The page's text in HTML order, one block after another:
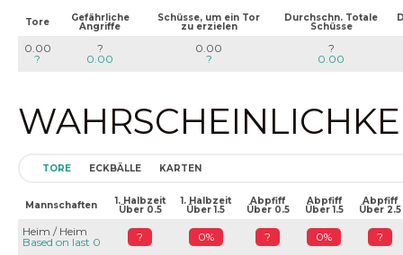
Tore Gefährliche
Angriffe
Schüsse, um ein Tor
zu erzielen
Durchschn. Totale
Schüsse
0.00
?
?
0.00
0.00
?
?
0.00
TORE ECKBÄLLE KARTEN
Mannschaften 1. Halbzeit
Über 0.5
1. Halbzeit
Über 1.5
Abpfiff
Über 0.5
Abpfiff
Über 1.5
Abpfiff
Über 2.5
Heim / Heim
Based on last 0
? 0% ? 0% ?